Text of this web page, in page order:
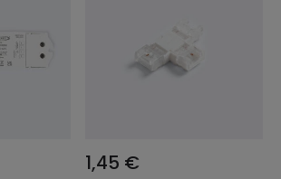
1,45 €